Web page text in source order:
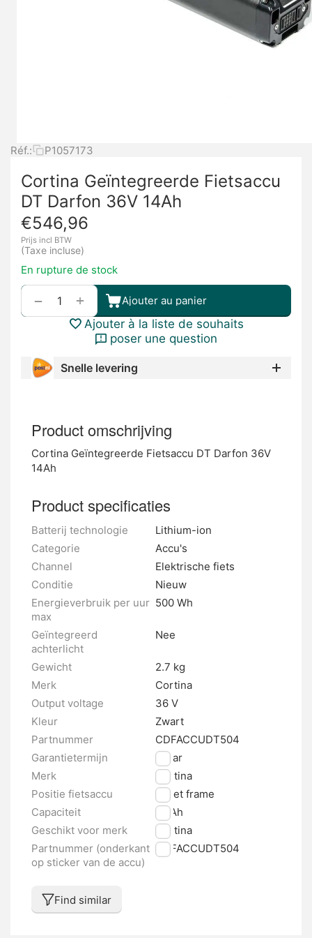
Réf.: P1057173
Cortina Geïntegreerde Fietsaccu
DT Darfon 36V 14Ah
€546,96
Prijs incl BTW
(Taxe incluse)
En rupture de stock
+
− Ajouter au panier
Ajouter à la liste de souhaits
poser une question
Snelle levering
Product omschrijving
Cortina Geïntegreerde Fietsaccu DT Darfon 36V
14Ah
Product specificaties
Batterij technologie
Lithium-ion
Categorie
Accu's
Channel
Elektrische fiets
Conditie
Nieuw
Energieverbruik per uur
max
500 Wh
Geïntegreerd
achterlicht
Nee
Gewicht
2.7 kg
Merk
Cortina
Output voltage
36 V
Kleur
Zwart
Partnummer
CDFACCUDT504
Garantietermijn
2 jaar
Merk
Cortina
Positie fietsaccu
In het frame
Capaciteit
14 Ah
Geschikt voor merk
Cortina
Partnummer (onderkant
op sticker van de accu)
CDFACCUDT504
Find similar